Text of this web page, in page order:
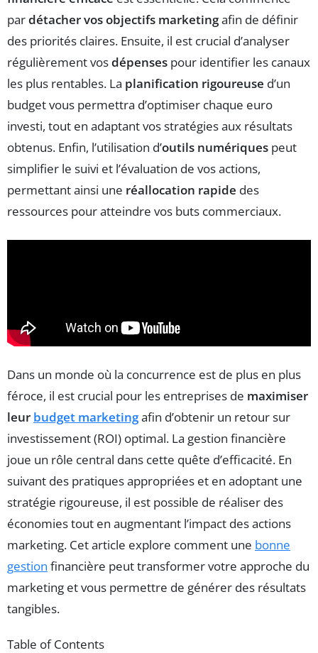
pardétacher vos objectifs marketingafin de définir
des priorités claires. Ensuite, il est crucial d’analyser
régulièrement vosdépenses pour identifier les canaux
les plus rentables. La planification rigoureuse d’un
budget vous permettra d’optimiser chaque euro
investi, tout en adaptant vos stratégies aux résultats
obtenus. Enfin, l’utilisation d’outils numériques peut
simplifier le suivi et l’évaluation de vos actions,
permettant ainsi une réallocation rapide des
ressources pour atteindre vos buts commerciaux.
Dans un monde où la concurrence est de plus en plus
féroce, il est crucial pour les entreprises de maximiser
leur budget marketingafin d’obtenir un retour sur
investissement (ROI) optimal. La gestion financière
joue un rôle central dans cette quête d’efficacité. En
suivant des pratiques appropriées et en adoptant une
stratégie rigoureuse, il est possible de réaliser des
économies tout en augmentant l’impact des actions
marketing. Cet article explore comment une bonne
gestion financière peut transformer votre approche du
marketing et vous permettre de générer des résultats
tangibles.
Table of Contents